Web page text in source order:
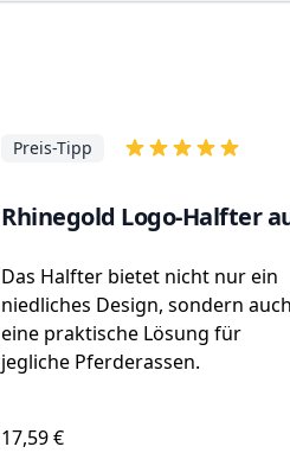
Rhinegold Logo-Halfter
Preis-Tipp
Das Halfter bietet nicht nur ein
niedliches Design, sondern auch
eine praktische Lösung für
jegliche Pferderassen.
17,59 €